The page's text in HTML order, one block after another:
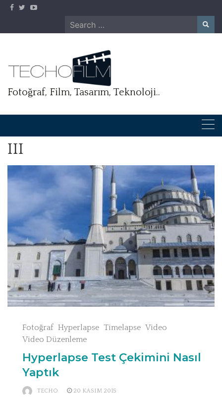
Skip
Search
for:
Fotoğraf, Film, Tasarım, Teknoloji..
III
Fotoğraf Hyperlapse Timelapse Video
Video Düzenleme
Hyperlapse Test Çekimini Nasıl
Yaptık
TECHO 20 KASIM 2015